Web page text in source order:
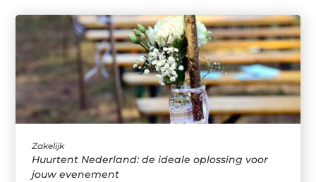
Zakelijk
Huurtent Nederland: de ideale oplossing voor
jouw evenement